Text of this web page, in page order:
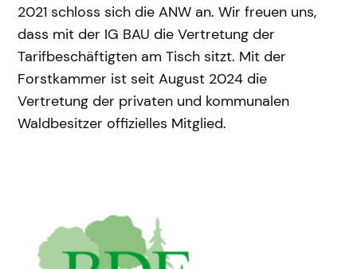
2021 schloss sich die ANW an. Wir freuen uns,
dass mit der IG BAU die Vertretung der
Tarifbeschäftigten am Tisch sitzt. Mit der
Forstkammer ist seit August 2024 die
Vertretung der privaten und kommunalen
Waldbesitzer offizielles Mitglied.